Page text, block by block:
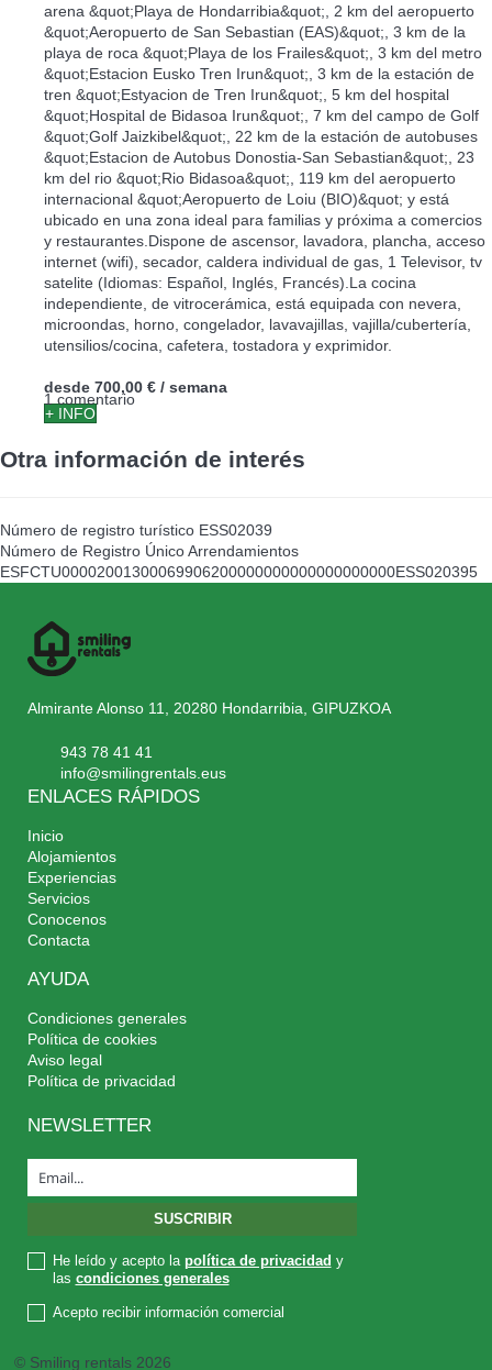
arena &quot;Playa de Hondarribia&quot;, 2 km del aeropuerto
&quot;Aeropuerto de San Sebastian (EAS)&quot;, 3 km de la
playa de roca &quot;Playa de los Frailes&quot;, 3 km del metro
&quot;Estacion Eusko Tren Irun&quot;, 3 km de la estación de
tren &quot;Estyacion de Tren Irun&quot;, 5 km del hospital
&quot;Hospital de Bidasoa Irun&quot;, 7 km del campo de Golf
&quot;Golf Jaizkibel&quot;, 22 km de la estación de autobuses
&quot;Estacion de Autobus Donostia-San Sebastian&quot;, 23
km del rio &quot;Rio Bidasoa&quot;, 119 km del aeropuerto
internacional &quot;Aeropuerto de Loiu (BIO)&quot; y está
ubicado en una zona ideal para familias y próxima a comercios
y restaurantes.Dispone de ascensor, lavadora, plancha, acceso
internet (wifi), secador, caldera individual de gas, 1 Televisor, tv
satelite (Idiomas: Español, Inglés, Francés).La cocina
independiente, de vitrocerámica, está equipada con nevera,
microondas, horno, congelador, lavavajillas, vajilla/cubertería,
utensilios/cocina, cafetera, tostadora y exprimidor.
1 comentario
desde 700,00 € / semana
+ INFO
Otra información de interés
Número de registro turístico ESS02039
Número de Registro Único Arrendamientos
ESFCTU00002001300069906200000000000000000000ESS020395
Almirante Alonso 11, 20280 Hondarribia, GIPUZKOA
943 78 41 41
info@smilingrentals.eus
ENLACES RÁPIDOS
Inicio
Alojamientos
Experiencias
Servicios
Conocenos
Contacta
AYUDA
Condiciones generales
Política de cookies
Aviso legal
Política de privacidad
NEWSLETTER
He leído y acepto la política de privacidad y
las condiciones generales
Acepto recibir información comercial
© Smiling rentals 2026